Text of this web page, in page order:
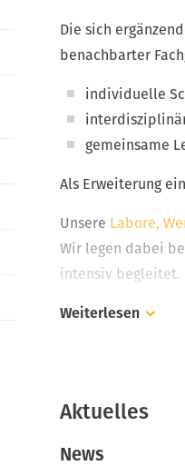
n
a
v
g
t
i
o
n
Die sich
benachbarter
individuelle
gemeinsame
Als Erweiterung
Unsere Labore,
Wir legen dabei
intensiv begleitet.
Die Eröffnung der
Weiterlesen
Aktuelles
News